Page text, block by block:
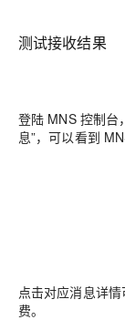
测试接收结果
登陆 MNS 控制台
息”，可以看到
点击对应消息详
费。